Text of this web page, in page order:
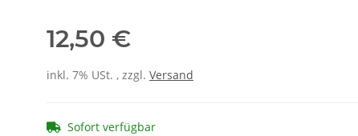
12,50 €
inkl. 7% USt. , zzgl. Versand
Sofort verfügbar